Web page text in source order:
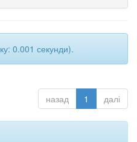
0.001 секунди).
назад 1 далі